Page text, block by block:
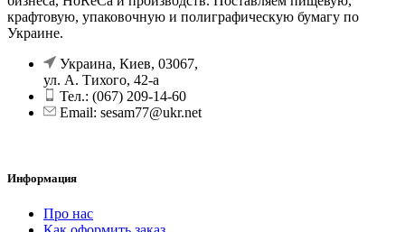
крафтовую, упаковочную и полиграфическую бумагу по
Украине.
Украина, Киев, 03067,
ул. А. Тихого, 42-а
Тел.: (067) 209-14-60
Email: sesam77@ukr.net
Информация
Про нас